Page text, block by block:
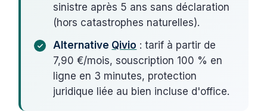
sinistre après 5 ans sans déclaration
(hors catastrophes naturelles).
Alternative Qivio : tarif à partir de
7,90 €/mois, souscription 100 % en
ligne en 3 minutes, protection
juridique liée au bien incluse d'office.